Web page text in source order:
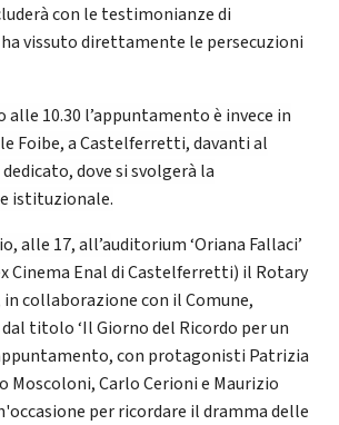
con le testimonianze di
vissuto direttamente le persecuzioni
alle 10.30 l’appuntamento è invece in
Foibe, a Castelferretti, davanti al
dove si svolgerà la
istituzionale.
alle 17, all’auditorium ‘Oriana Fallaci’
Cinema Enal di Castelferretti) il Rotary
in collaborazione con il Comune,
titolo ‘Il Giorno del Ricordo per un
con protagonisti Patrizia
Moscoloni, Carlo Cerioni e Maurizio
per ricordare il dramma delle